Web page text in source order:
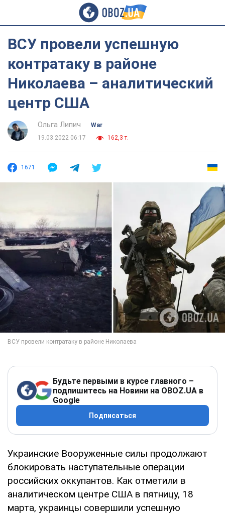
ВСУ провели успешную
контратаку в районе
Николаева – аналитический
центр США
Ольга Липич
War
19.03.2022 06:17
162,3 т.
1671
Будьте первыми в курсе главного –
подпишитесь на Новини на OBOZ.UA в
Google
Подписаться
Украинские Вооруженные силы продолжают
блокировать наступательные операции
российских оккупантов. Как отметили в
аналитическом центре США в пятницу, 18
марта, украинцы совершили успешную